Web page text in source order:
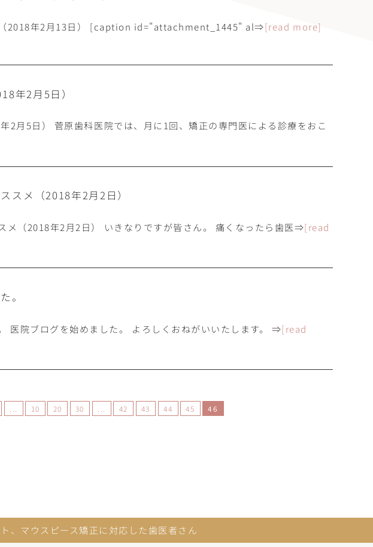
（2018年2月13日） [caption id="attachment_1445" al⇒[read more]
年2月5日）
2月5日） 菅原歯科医院では、月に1回、矯正の専門医による診療をおこ
スメ（2018年2月2日）
メ（2018年2月2日） いきなりですが皆さん。 痛くなったら歯医⇒[read
。
医院ブログを始めました。 よろしくおねがいいたします。 ⇒[read
10 20 30 42 43 44 45 46
、マウスピース矯正に対応した歯医者さん